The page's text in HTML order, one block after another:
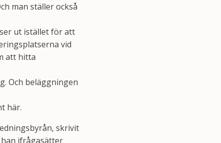
man ställer också
ut istället för att
vid
att hitta
Och beläggningen
här.
skrivit
ifrågasätter